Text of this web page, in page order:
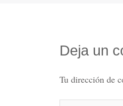
Deja un
Tu dirección de